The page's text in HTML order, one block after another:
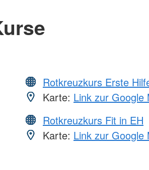
Rotkreuzkurs Erste
Karte: Link zur Google
Rotkreuzkurs Fit in EH
Karte: Link zur Google